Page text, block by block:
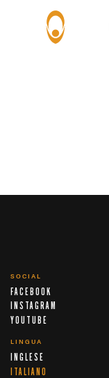
SOCIAL
FACEBOOK
INSTAGRAM
YOUTUBE
LINGUA
INGLESE
ITALIANO